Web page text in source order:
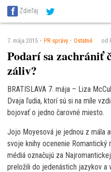
SITA Energetika
SITA Potravinárstvo
Zdieľaj
7. mája 2015 PR správy Ostatné od
Podarí sa zachrániť
záliv?
BRATISLAVA 7. mája – Liza
Dvaja ľudia, ktorí sú si na míle
bojovať o jedno čarovné miesto.
Jojo Moyesová je jednou z mála
svoje knihy ocenenie
médiá označujú za
preložili do jedenástich jazykov a